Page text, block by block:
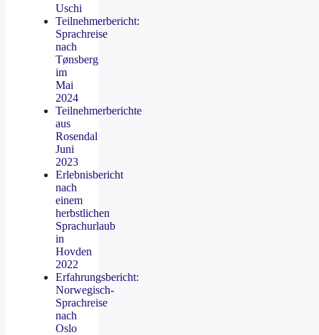
Uschi
Teilnehmerbericht:
Sprachreise
nach
Tønsberg
im
Mai
2024
Teilnehmerberichte
aus
Rosendal
Juni
2023
Erlebnisbericht
nach
einem
herbstlichen
Sprachurlaub
in
Hovden
2022
Erfahrungsbericht:
Norwegisch-
Sprachreise
nach
Oslo